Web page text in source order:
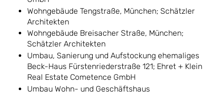
Wohngebäude Tengstraße, München; Schätzler
Architekten
Wohngebäude Breisacher Straße, München;
Schätzler Architekten
Umbau, Sanierung und Aufstockung ehemaliges
Beck-Haus Fürstenriederstraße 121; Ehret + Klein
Real Estate Cometence GmbH
Umbau Wohn- und Geschäftshaus